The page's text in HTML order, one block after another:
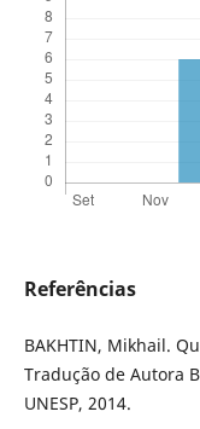
Referências
BAKHTIN, Mikhail.
Tradução de Autora
UNESP, 2014.